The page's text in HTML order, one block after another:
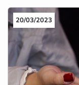
20/03/2023